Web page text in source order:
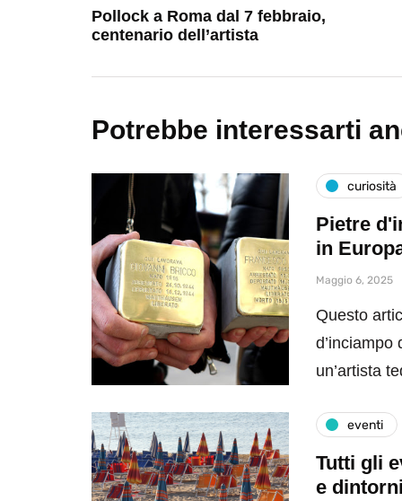
Pollock a Roma dal 7 febbraio,
centenario dell’artista
Potrebbe interessarti
curiosità
Pietre
in
Maggio 6, 2025
Questo
d’inciampo
un’artista
eventi
Tutti gli
e dintorni